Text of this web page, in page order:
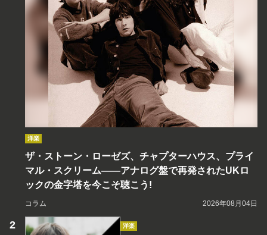
洋楽
ザ・ストーン・ローゼズ、チャプターハウス、プライ
マル・スクリーム――アナログ盤で再発されたUKロ
ックの金字塔を今こそ聴こう!
コラム 2026年08月04日
洋楽